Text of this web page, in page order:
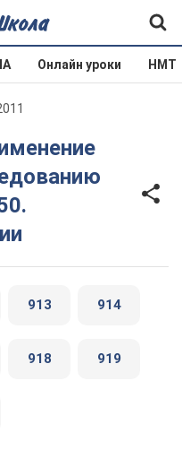
Онлайн уроки НМТ
913 914
918 919